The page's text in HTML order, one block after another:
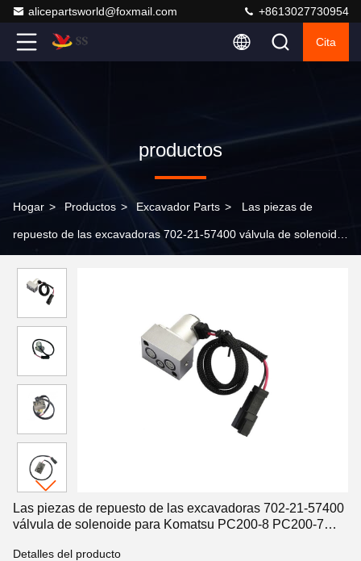
alicepartsworld@foxmail.com +8613027730954
Cita
productos
Hogar > Productos > Excavador Parts > Las piezas de
repuesto de las excavadoras 702-21-57400 válvula de solenoide
Las piezas de repuesto de las excavadoras 702-21-57400
válvula de solenoide para Komatsu PC200-8 PC200-7
Detalles del producto